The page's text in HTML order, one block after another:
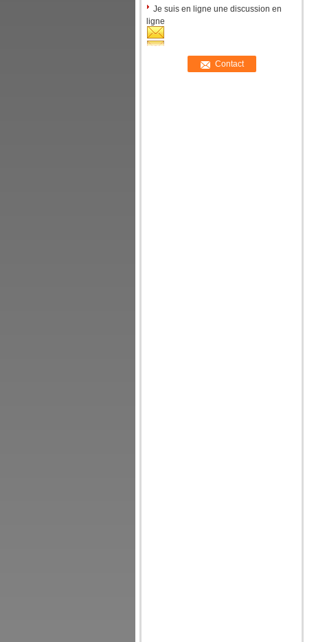
Je suis en ligne une discussion en
ligne